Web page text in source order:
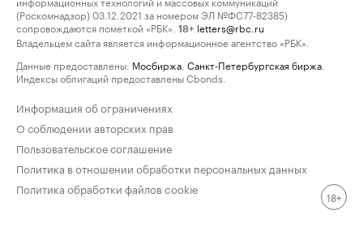
(Роскомнадзор) 03.12.2021 за номером ЭЛ №ФС77-82385)
сопровождаются пометкой «РБК».
18+ letters@rbc.ru
Владельцем сайта является информационное агентство «РБК».
Данные предоставлены: Мосбиржа Санкт-Петербургская биржа
Индексы облигаций предоставлены Cbonds.
Информация об ограничениях
О соблюдении авторских прав
Пользовательское соглашение
Политика в отношении обработки персональных данных
Политика обработки файлов cookie
18+